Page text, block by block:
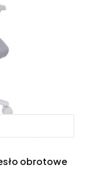
obrotowe